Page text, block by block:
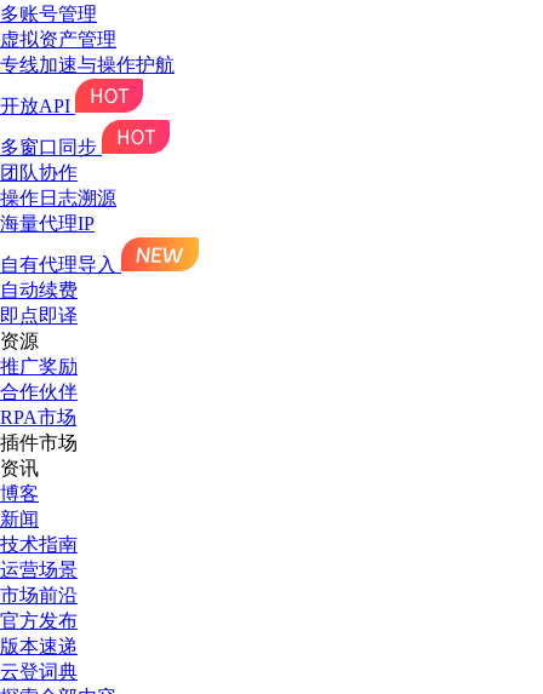
多账号管理
虚拟资产管理
专线加速与操作护航
开放API
多窗口同步
团队协作
操作日志溯源
海量代理IP
自有代理导入
自动续费
即点即译
资源
推广奖励
合作伙伴
RPA市场
插件市场
资讯
博客
新闻
技术指南
运营场景
市场前沿
官方发布
版本速递
云登词典